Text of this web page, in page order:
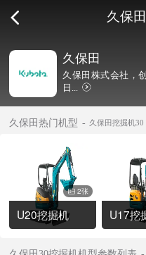
久保
久保田
久保田株式会社，
日...
久保田热门机型 久保田挖掘机30
2张
U20挖掘机 U17挖